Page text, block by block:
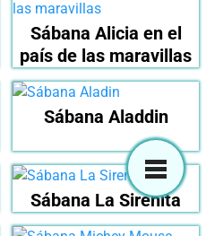
Sábana Alicia en el
país de las maravillas
Sábana Aladdin
Sábana La Sirenita